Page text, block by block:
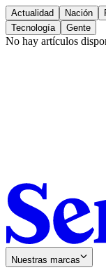
Actualidad Nación
Tecnología
Gente
No hay artículos
Nuestras marcas